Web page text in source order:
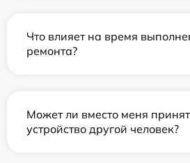
Что влияет на время
ремонта?
Может ли вместо меня
устройство другой человек?